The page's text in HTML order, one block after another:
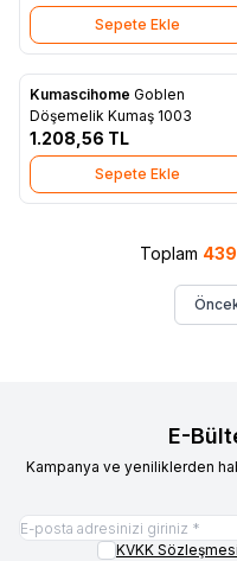
Sepete Ekle
Yeni
Favorilere Ekle
Kumascihome Goblen
Döşemelik Kumaş 1003
1.208,56 TL
Sepete Ekle
Toplam 439
E-
Kampanya ve yeniliklerden
KVKK